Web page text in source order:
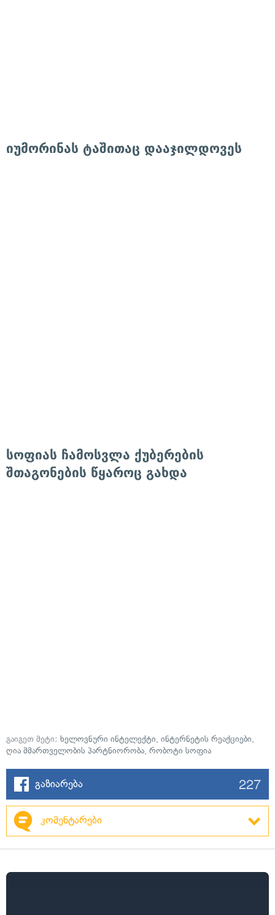
იუმორინას ტაშითაც დააჯილდოვეს
სოფიას ჩამოსვლა ქუბერების
შთაგონების წყაროც გახდა
გაიგეთ მეტი: ხელოვნური ინტელექტი, ინტერნეტის რეაქციები,
ღია მმართველობის პარტნიორობა, რობოტი სოფია
გაზიარება 227
კომენტარები